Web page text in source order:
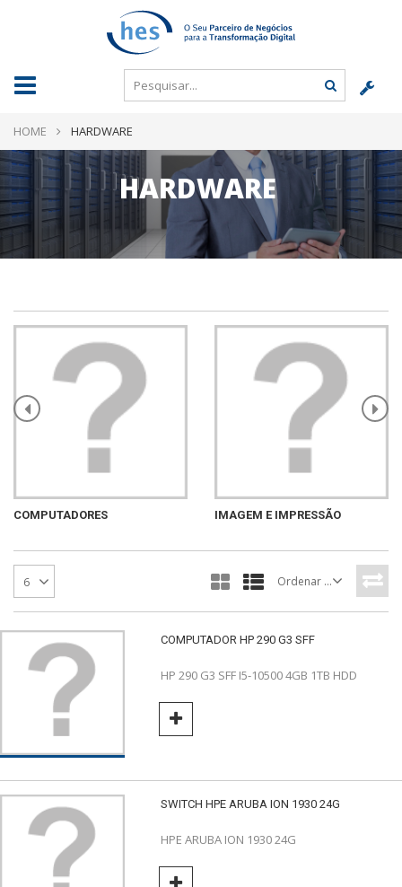
HOME HARDWARE
HARDWARE
COMPUTADORES IMAGEM E IMPRESSÃO
6 Ordenar por
COMPUTADOR HP 290 G3 SFF
HP 290 G3 SFF I5-10500 4GB 1TB HDD
SWITCH HPE ARUBA ION 1930 24G
HPE ARUBA ION 1930 24G